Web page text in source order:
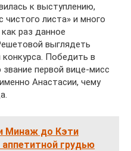
к выступлению,
чистого листа» и много
раз данное
выглядеть
Победить в
первой вице-мисс
Анастасии, чему
Минаж до Кэти
грудью